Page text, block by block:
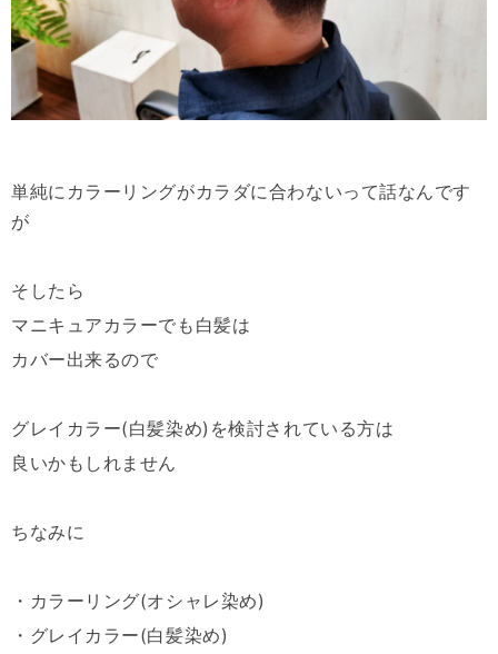
単純にカラーリングがカラダに合わないって話なんです
が
そしたら
マニキュアカラーでも白髪は
カバー出来るので
グレイカラー(白髪染め)を検討されている方は
良いかもしれません
ちなみに
・カラーリング(オシャレ染め)
・グレイカラー(白髪染め)